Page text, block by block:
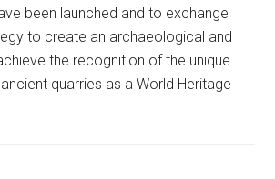
been launched and to exchange
to create an archaeological and
the recognition of the unique
quarries as a World Heritage